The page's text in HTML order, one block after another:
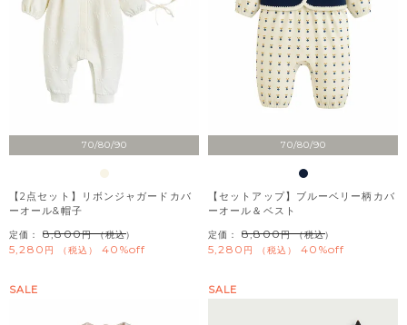
70/80/90
【2点セット】リボンジャガードカバ
ーオール&帽子
定価： 8,800 （税込）
5,280 税込 40%off
70/80/90
【セットアップ】ブルーベリー柄カバ
ーオール＆ベスト
定価： 8,800 （税込）
5,280 税込 40%off
SALE SALE